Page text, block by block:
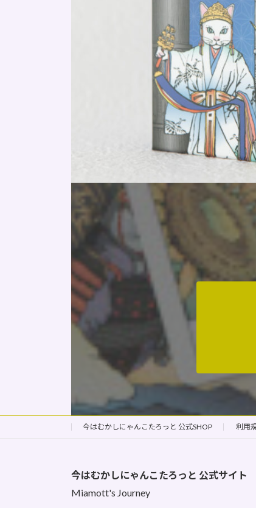
今はむかしにゃんこたろっと 公式SHOP 利用
今はむかしにゃんこたろっと 公式サイト
Miamott's Journey